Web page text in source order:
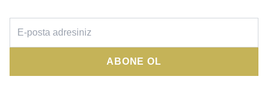
ABONE OL